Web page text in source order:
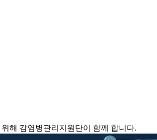
해 감염병관리지원단이 함께 합니다.